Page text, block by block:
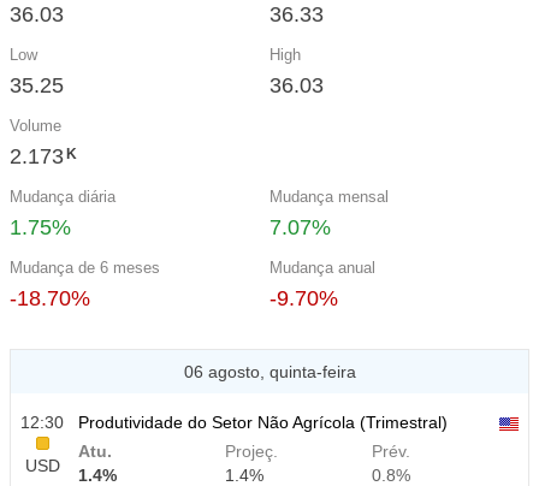
36.03 36.33
Low
35.25
High
36.03
Volume
2.173 K
Mudança diária
1.75%
Mudança mensal
7.07%
Mudança de 6 meses
-18.70%
Mudança anual
-9.70%
06 agosto, quinta-feira
12:30
USD
Produtividade do Setor Não Agrícola (Trimestral)
Atu.
1.4%
Projeç.
1.4%
Prév.
0.8%